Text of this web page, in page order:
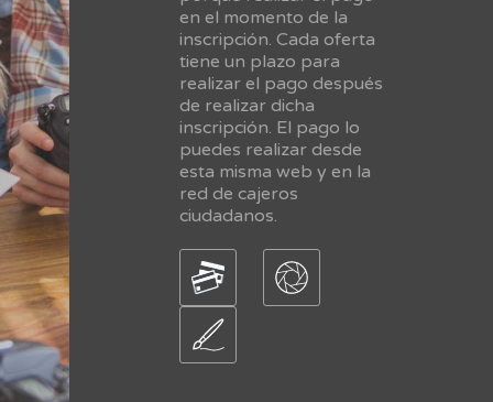
en el momento de la
inscripción. Cada oferta
tiene un plazo para
realizar el pago después
de realizar dicha
inscripción. El pago lo
puedes realizar desde
esta misma web y en la
red de cajeros
ciudadanos.